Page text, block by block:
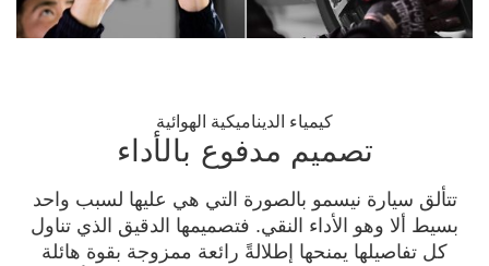
تصميم مدفوع بالأداء
كيمياء الديناميكية الهوائية
تتألق سيارة نيسمو بالصورة التي هي عليها لسبب واحد
بسيط ألا وهو الأداء النقي. فتصميمها الدقيق الذي تناول
كل تفاصيلها يمنحها إطلالةً رائعة ممزوجة بقوة هائلة